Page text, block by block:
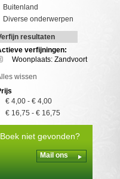
Buitenland
Diverse onderwerpen
resultaten
verfijningen:
Woonplaats: Zandvoort
wissen
€ 4,00 - € 4,00
€ 16,75 - € 16,75
Boek niet gevonden?
Mail ons